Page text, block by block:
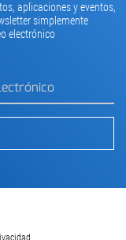
aplicaciones y eventos,
simplemente
electrónico